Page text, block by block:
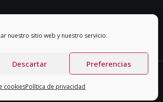
nuestro sitio web y nuestro servicio.
Descartar Preferencias
cookiesPolítica de privacidad